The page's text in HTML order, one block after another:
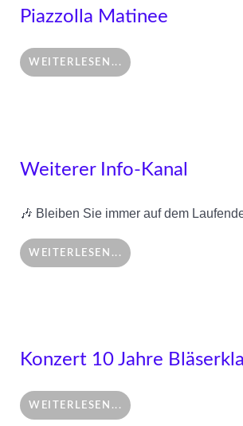
Piazzolla Matinee
WEITERLESEN...
Weiterer Info-Kanal
🎶 Bleiben Sie immer auf dem
WEITERLESEN...
Konzert 10 Jahre
WEITERLESEN...